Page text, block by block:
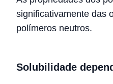
significativamente das
polímeros neutros.
Solubilidade